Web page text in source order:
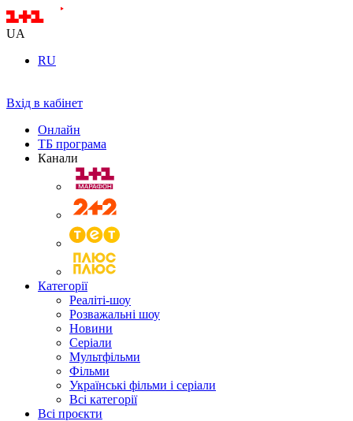
UA
RU
Вхід в кабінет
Онлайн
ТБ програма
Канали
Категорії
Реаліті-шоу
Розважальні шоу
Новини
Серіали
Мультфільми
Фільми
Українські фільми і серіали
Всі категорії
Всі проєкти